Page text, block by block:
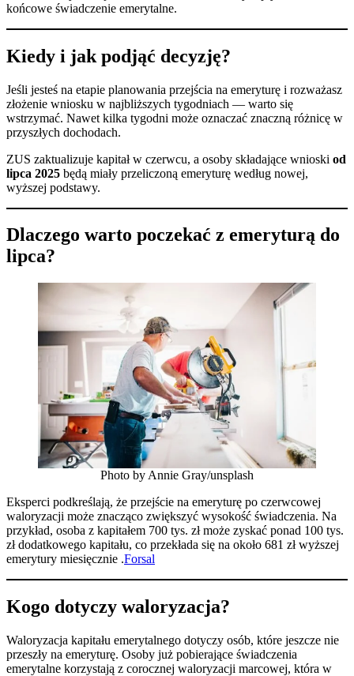
końcowe świadczenie emerytalne.
Kiedy i jak podjąć decyzję?
Jeśli jesteś na etapie planowania przejścia na emeryturę i rozważasz
złożenie wniosku w najbliższych tygodniach — warto się
wstrzymać. Nawet kilka tygodni może oznaczać znaczną różnicę w
przyszłych dochodach.
ZUS zaktualizuje kapitał w czerwcu, a osoby składające wnioski od
lipca 2025 będą miały przeliczoną emeryturę według nowej,
wyższej podstawy.
Dlaczego warto poczekać z emeryturą do
lipca?
Photo by Annie Gray/unsplash
Eksperci podkreślają, że przejście na emeryturę po czerwcowej
waloryzacji może znacząco zwiększyć wysokość świadczenia. Na
przykład, osoba z kapitałem 700 tys. zł może zyskać ponad 100 tys.
zł dodatkowego kapitału, co przekłada się na około 681 zł wyższej
emerytury miesięcznie .Forsal
Kogo dotyczy waloryzacja?
Waloryzacja kapitału emerytalnego dotyczy osób, które jeszcze nie
przeszły na emeryturę. Osoby już pobierające świadczenia
emerytalne korzystają z corocznej waloryzacji marcowej, która w